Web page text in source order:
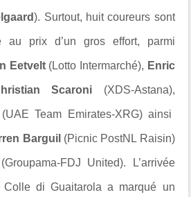
). Surtout, huit coureurs sont
au prix d’un gros effort, parmi
Eetvelt (Lotto Intermarché), Enric
Scaroni (XDS-Astana),
(UAE Team Emirates-XRG) ainsi
Barguil (Picnic PostNL Raisin)
(Groupama-FDJ United). L’arrivée
di Guaitarola a marqué un